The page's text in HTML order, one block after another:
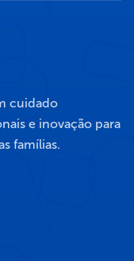
cuidado
e inovação para
famílias.